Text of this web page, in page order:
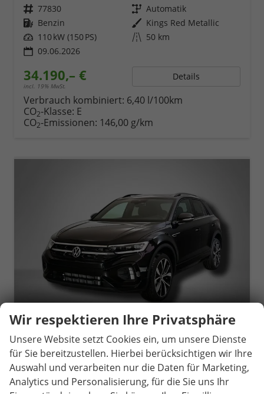
Fahrzeugnr. 77830 Getriebe Automatik
Kraftstoff Benzin Außenfarbe Kings Red Metallic
Leistung 110 kW (150 PS) Kilometerstand 50 km
09.06.2026
34.190,– €
incl. 19% MwSt.
Details
Verbrauch kombiniert: 6,40 l/100km
CO2-Klasse: E
CO2-Emissionen: 146,00 g/km
Volkswagen T-Roc
R-Line 1.5 TSI 7-Gang-DSG
unverbindliche Lieferzeit: 14 Tage Neuwagen
Wir respektieren Ihre Privatsphäre
Unsere Website setzt Cookies ein, um unsere Dienste
für Sie bereitzustellen. Hierbei berücksichtigen wir Ihre
Auswahl und verarbeiten nur die Daten für Marketing,
Analytics und Personalisierung, für die Sie uns Ihr